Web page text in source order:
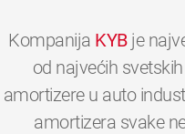
Kompanija KYBje
od najvećih
amortizere u auto
amortizera svake